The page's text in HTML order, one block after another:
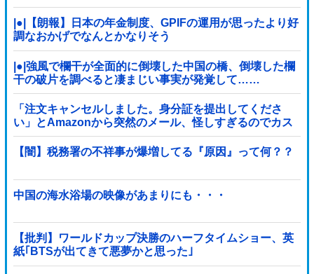
|●|【朗報】日本の年金制度、GPIFの運用が思ったより好
調なおかげでなんとかなりそう
|●|強風で欄干が全面的に倒壊した中国の橋、倒壊した欄
干の破片を調べると凄まじい事実が発覚して……
「注文キャンセルしました。身分証を提出してくださ
い」とAmazonから突然のメール、怪しすぎるのでカス
タマーに確認したら……
【闇】税務署の不祥事が爆増してる『原因』って何？？
中国の海水浴場の映像があまりにも・・・
【批判】ワールドカップ決勝のハーフタイムショー、英
紙｢BTSが出てきて悪夢かと思った｣